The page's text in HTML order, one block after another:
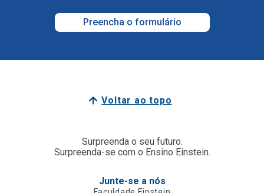
Preencha o formulário
Voltar ao topo
Surpreenda o seu futuro.
Surpreenda-se com o Ensino Einstein.
Junte-se a nós